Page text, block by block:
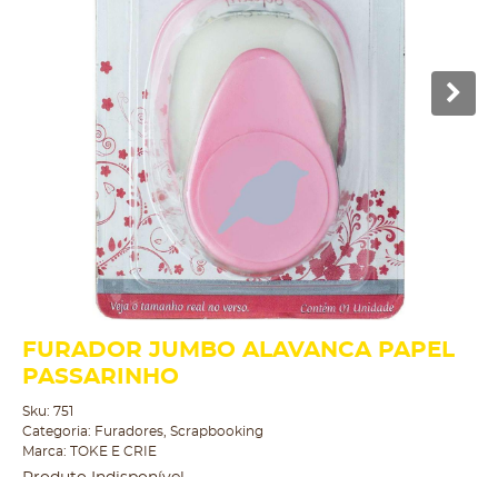
FURADOR JUMBO ALAVANCA PAPEL
PASSARINHO
Sku: 751
Categoria: Furadores Scrapbooking
Marca: TOKE E CRIE